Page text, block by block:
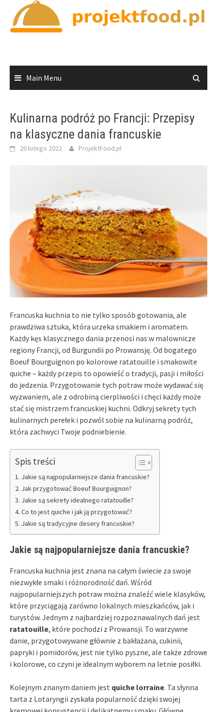
content
Main Menu
Kulinarna podróż po Francji: Przepisy
na klasyczne dania francuskie
20 lutego 2022 ProjektFood.pl
Francuska kuchnia to nie tylko sposób gotowania, ale
prawdziwa sztuka, która urzeka smakiem i aromatem.
Każdy kęs klasycznego dania przenosi nas w malownicze
regiony Francji, od Burgundii po Prowansję. Od bogatego
Boeuf Bourguignon po kolorowe ratatouille i smakowite
quiche – każdy przepis to opowieść o tradycji, pasji i miłości
do jedzenia. Przygotowanie tych potraw może wydawać się
wyzwaniem, ale z odrobiną cierpliwości i chęci każdy może
stać się mistrzem francuskiej kuchni. Odkryj sekrety tych
kulinarnych perełek i pozwól sobie na kulinarną podróż,
która zachwyci Twoje podniebienie.
Spis treści
Jakie są najpopularniejsze dania francuskie?
Jak przygotować Boeuf Bourguignon?
Jakie są sekrety idealnego ratatouille?
Co to jest quiche i jak ją przygotować?
Jakie są tradycyjne desery francuskie?
Jakie są najpopularniejsze dania francuskie?
Francuska kuchnia jest znana na całym świecie za swoje
niezwykłe smaki i różnorodność dań. Wśród
najpopularniejszych potraw można znaleźć wiele klasyków,
które przyciągają zarówno lokalnych mieszkańców, jak i
turystów. Jednym z najbardziej rozpoznawalnych dań jest
ratatouille, które pochodzi z Prowansji. To warzywne
danie, przygotowywane głównie z bakłażana, cukinii,
papryki i pomidorów, jest nie tylko pyszne, ale także zdrowe
i kolorowe, co czyni je idealnym wyborem na letnie posiłki.
Kolejnym znanym daniem jest quiche lorraine. Ta słynna
tarta z Lotaryngii zyskała popularność dzięki swojej